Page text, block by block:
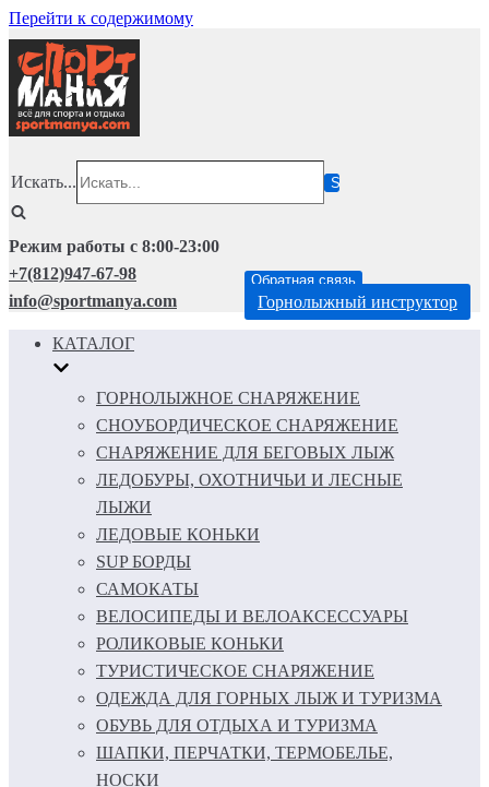
Перейти к содержимому
Искать...
Режим работы с 8:00-23:00
+7(812)947-67-98
info@sportmanya.com
Обратная связь
Горнолыжный инструктор
КАТАЛОГ
ГОРНОЛЫЖНОЕ СНАРЯЖЕНИЕ
СНОУБОРДИЧЕСКОЕ СНАРЯЖЕНИЕ
СНАРЯЖЕНИЕ ДЛЯ БЕГОВЫХ ЛЫЖ
ЛЕДОБУРЫ, ОХОТНИЧЬИ И ЛЕСНЫЕ
ЛЫЖИ
ЛЕДОВЫЕ КОНЬКИ
SUP БОРДЫ
САМОКАТЫ
ВЕЛОСИПЕДЫ И ВЕЛОАКСЕССУАРЫ
РОЛИКОВЫЕ КОНЬКИ
ТУРИСТИЧЕСКОЕ СНАРЯЖЕНИЕ
ОДЕЖДА ДЛЯ ГОРНЫХ ЛЫЖ И ТУРИЗМА
ОБУВЬ ДЛЯ ОТДЫХА И ТУРИЗМА
ШАПКИ, ПЕРЧАТКИ, ТЕРМОБЕЛЬЕ,
НОСКИ